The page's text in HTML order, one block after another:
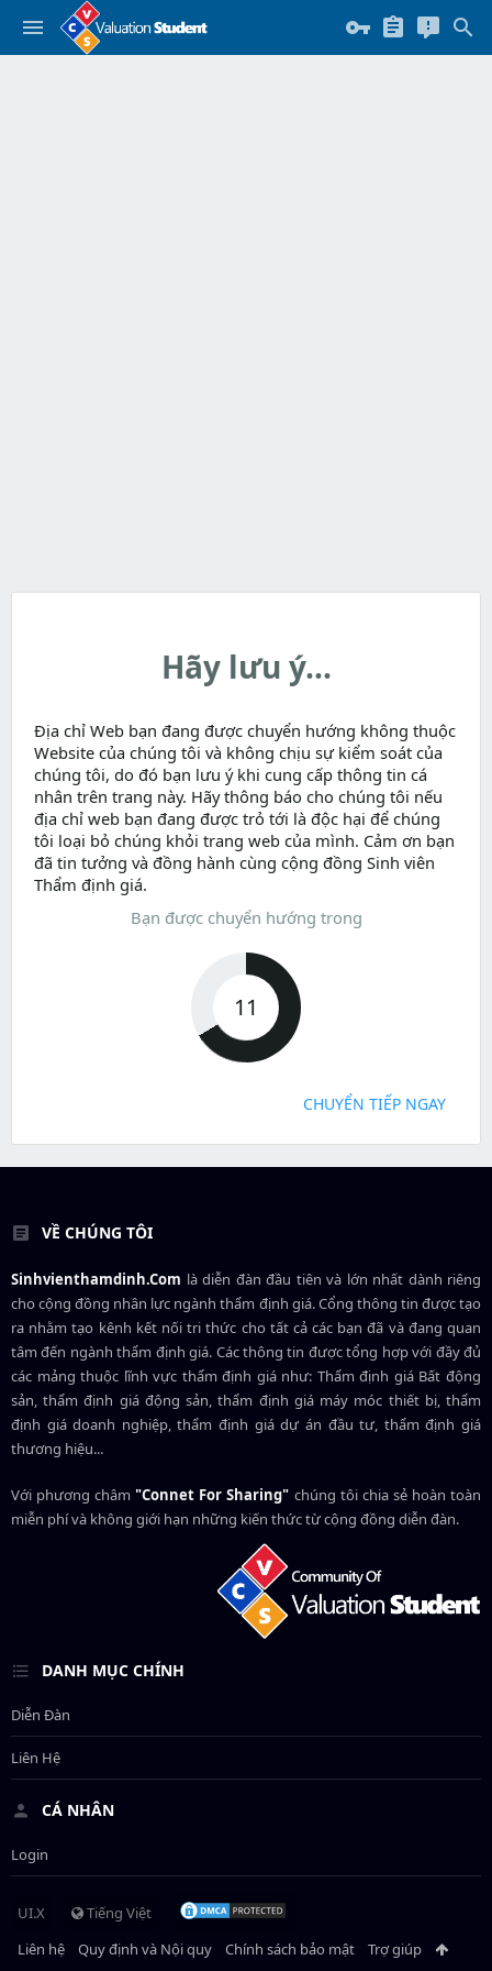
Hãy lưu ý...
Địa chỉ Web bạn đang được chuyển hướng không thuộc
Website của chúng tôi và không chịu sự kiểm soát của
chúng tôi, do đó bạn lưu ý khi cung cấp thông tin cá
nhân trên trang này. Hãy thông báo cho chúng tôi nếu
địa chỉ web bạn đang được trỏ tới là độc hại để chúng
tôi loại bỏ chúng khỏi trang web của mình. Cảm ơn bạn
đã tin tưởng và đồng hành cùng cộng đồng Sinh viên
Thẩm định giá.
Bạn được chuyển hướng trong
11
CHUYỂN TIẾP NGAY
VỀ CHÚNG TÔI
Sinhvienthamdinh.Com là diễn đàn đầu tiên và lớn nhất dành riêng
cho cộng đồng nhân lực ngànhthẩm định giá. Cổng thông tin được tạo
ra nhằm tạo kênh kết nối tri thức cho tất cả các bạn đã và đang quan
tâm đến ngành thẩm định giá. Các thông tin được tổng hợp với đầy đủ
các mảng thuộc lĩnh vực thẩm định giá như: Thẩm định giá Bất động
sản, thẩm định giá động sản, thẩm định giá máy móc thiết bị, thẩm
định giá doanh nghiệp, thẩm định giá dự án đầu tư, thẩm định giá
thương hiệu...
Với phương châm"Connet For Sharing" chúng tôi chia sẻ hoàn toàn
miễn phí và không giới hạn những kiến thức từ cộng đồng diễn đàn.
DANH MỤC CHÍNH
Diễn Đàn
Liên Hệ
CÁ NHÂN
Login
UI.X
Tiếng Việt
Liên hệ
Quy định và Nội quy Chính sách bảo mật Trợ giúp